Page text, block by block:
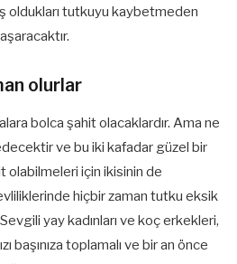
oldukları tutkuyu kaybetmeden
olurlar
bolca şahit olacaklardır. Ama ne
ve bu iki kafadar güzel bir
olabilmeleri için ikisinin de
hiçbir zaman tutku eksik
yay kadınları ve koç erkekleri,
başınıza toplamalı ve bir an önce